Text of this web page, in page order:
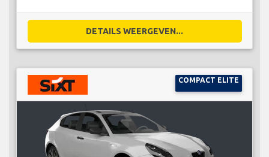
DETAILS WEERGEVEN...
COMPACT ELITE